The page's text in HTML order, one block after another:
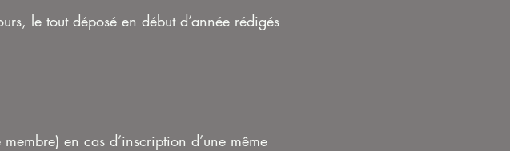
le tout déposé en début d’année rédigés
en cas d’inscription d’une même